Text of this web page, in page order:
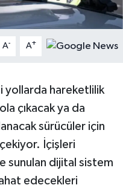
A- A+
yollarda hareketlilik
çıkacak ya da
sürücüler için
İçişleri
sunulan dijital sistem
edecekleri